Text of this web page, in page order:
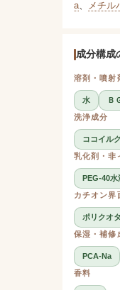
a、 メチル
成分構成
溶剤・噴射
水 Ｂ
洗浄成分
ココイル
乳化剤・非
PEG-40水
カチオン界
ポリクオ
保湿・補修
PCA-Na
香料